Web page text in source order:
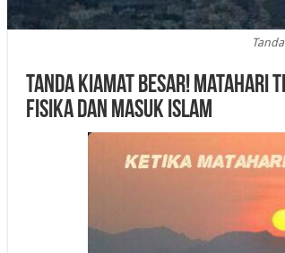
Tanda Kiamat Besar!
Fisika dan Masuk Islam